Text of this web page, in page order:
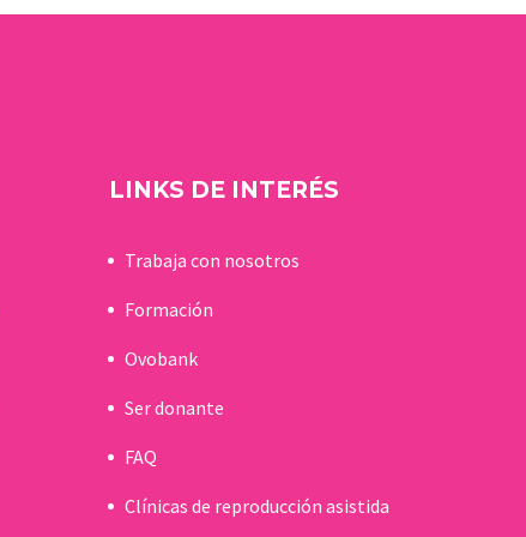
LINKS DE INTERÉS
Trabaja con nosotros
Formación
Ovobank
Ser donante
FAQ
Clínicas de reproducción asistida